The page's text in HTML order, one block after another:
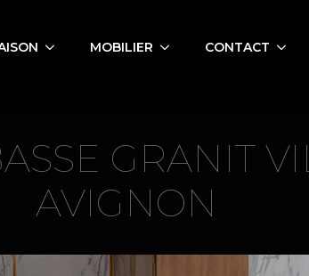
MOBILIER CONTACT
GRANIT
AVIGNON